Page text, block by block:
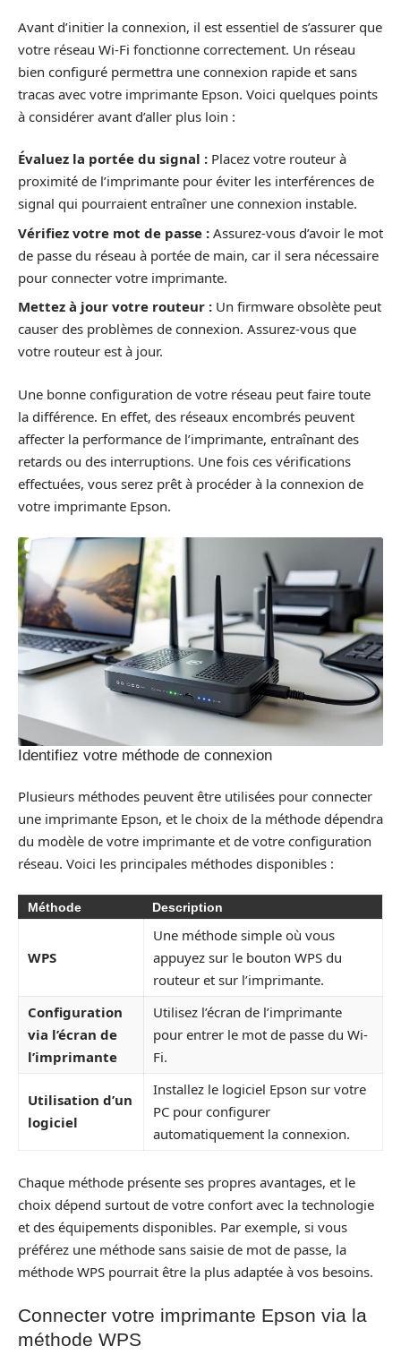
Avant d’initier la connexion, il est essentiel de s’assurer que
votre réseau Wi-Fi fonctionne correctement. Un réseau
bien configuré permettra une connexion rapide et sans
tracas avec votre imprimante Epson. Voici quelques points
à considérer avant d’aller plus loin :
Évaluez la portée du signal : Placez votre routeur à
proximité de l’imprimante pour éviter les interférences de
signal qui pourraient entraîner une connexion instable.
Vérifiez votre mot de passe : Assurez-vous d’avoir le mot
de passe du réseau à portée de main, car il sera nécessaire
pour connecter votre imprimante.
Mettez à jour votre routeur : Un firmware obsolète peut
causer des problèmes de connexion. Assurez-vous que
votre routeur est à jour.
Une bonne configuration de votre réseau peut faire toute
la différence. En effet, des réseaux encombrés peuvent
affecter la performance de l’imprimante, entraînant des
retards ou des interruptions. Une fois ces vérifications
effectuées, vous serez prêt à procéder à la connexion de
votre imprimante Epson.
Identifiez votre méthode de connexion
Plusieurs méthodes peuvent être utilisées pour connecter
une imprimante Epson, et le choix de la méthode dépendra
du modèle de votre imprimante et de votre configuration
réseau. Voici les principales méthodes disponibles :
Méthode Description
WPS
Une méthode simple où vous
appuyez sur le bouton WPS du
routeur et sur l’imprimante.
Configuration
via l’écran de
l’imprimante
Utilisez l’écran de l’imprimante
pour entrer le mot de passe du Wi-
Fi.
Utilisation d’un
logiciel
Installez le logiciel Epson sur votre
PC pour configurer
automatiquement la connexion.
Chaque méthode présente ses propres avantages, et le
choix dépend surtout de votre confort avec la technologie
et des équipements disponibles. Par exemple, si vous
préférez une méthode sans saisie de mot de passe, la
méthode WPS pourrait être la plus adaptée à vos besoins.
Connecter votre imprimante Epson via la
méthode WPS